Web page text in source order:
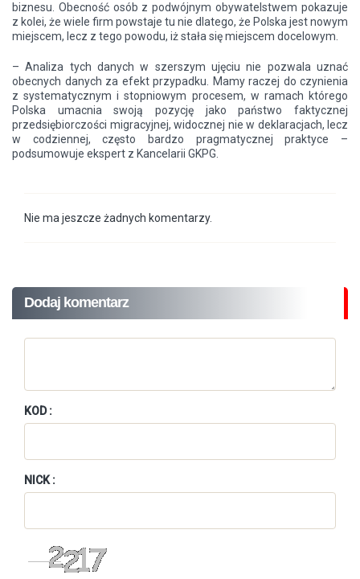
biznesu. Obecność osób z podwójnym obywatelstwem pokazuje
z kolei, że wiele firm powstaje tu nie dlatego, że Polska jest nowym
miejscem, lecz z tego powodu, iż stała się miejscem docelowym.
– Analiza tych danych w szerszym ujęciu nie pozwala uznać
obecnych danych za efekt przypadku. Mamy raczej do czynienia
z systematycznym i stopniowym procesem, w ramach którego
Polska umacnia swoją pozycję jako państwo faktycznej
przedsiębiorczości migracyjnej, widocznej nie w deklaracjach, lecz
w codziennej, często bardzo pragmatycznej praktyce –
podsumowuje ekspert z Kancelarii GKPG.
Nie ma jeszcze żadnych komentarzy.
Dodaj komentarz
KOD :
NICK :